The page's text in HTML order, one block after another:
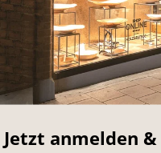
Jetzt anmelden